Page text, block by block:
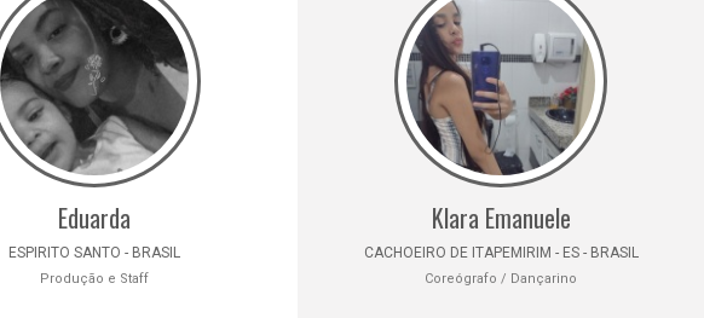
Eduarda
ESPIRITO SANTO - BRASIL
Produção e Staff
Klara Emanuele
CACHOEIRO DE ITAPEMIRIM - ES - BRASIL
Coreógrafo / Dançarino